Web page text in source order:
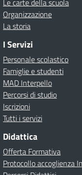
Le carte della scuola
Organizzazione
La storia
I Servizi
Personale scolastico
Famiglie e studenti
MAD Interpello
Percorsi di studio
Iscrizioni
Tutti i servizi
Didattica
Offerta Formativa
Protocollo accoglienza